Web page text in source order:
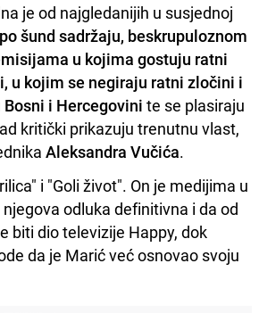
je od najgledanijih u susjednoj
šund sadržaju, beskrupuloznom
u kojima gostuju ratni
u kojim se negiraju ratni zločini i
i Hercegovini te se plasiraju
kritički prikazuju trenutnu vlast,
Aleksandra Vučića.
i "Goli život". On je medijima u
odluka definitivna i da od
biti dio televizije Happy, dok
da je Marić već osnovao svoju